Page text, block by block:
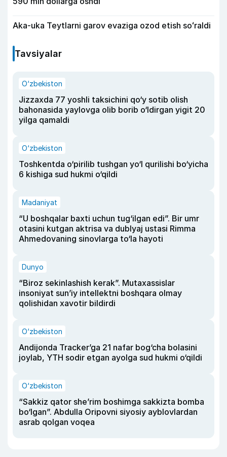
Aka-uka Teytlarni garov evaziga ozod etish soʻraldi
Tavsiyalar
O‘zbekiston
Jizzaxda 77 yoshli taksichini qo‘y sotib olish
bahonasida yaylovga olib borib o‘ldirgan yigit 20
yilga qamaldi
O‘zbekiston
Toshkentda o‘pirilib tushgan yo‘l qurilishi bo‘yicha
6 kishiga sud hukmi o‘qildi
Madaniyat
“U boshqalar baxti uchun tug‘ilgan edi”. Bir umr
otasini kutgan aktrisa va dublyaj ustasi Rimma
Ahmedovaning sinovlarga to‘la hayoti
Dunyo
“Biroz sekinlashish kerak”. Mutaxassislar
insoniyat sun’iy intellektni boshqara olmay
qolishidan xavotir bildirdi
O‘zbekiston
Andijonda Tracker’ga 21 nafar bog‘cha bolasini
joylab, YTH sodir etgan ayolga sud hukmi o‘qildi
O‘zbekiston
“Sakkiz qator she’rim boshimga sakkizta bomba
bo‘lgan”. Abdulla Oripovni siyosiy ayblovlardan
asrab qolgan voqea